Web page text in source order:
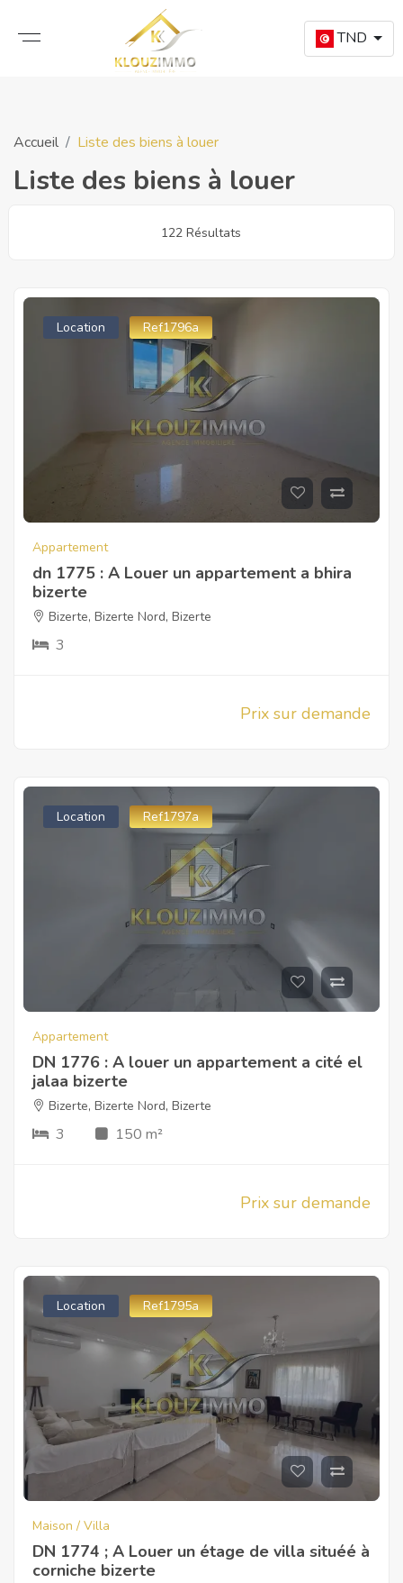
TND
Accueil Liste des biens à louer
Liste des biens à louer
122 Résultats
Location Ref1796a
Appartement
dn 1775 : A Louer un appartement a bhira
bizerte
Bizerte, Bizerte Nord, Bizerte
3
Prix sur demande
Location Ref1797a
Appartement
DN 1776 : A louer un appartement a cité el
jalaa bizerte
Bizerte, Bizerte Nord, Bizerte
3 150 m²
Prix sur demande
Location Ref1795a
Maison / Villa
DN 1774 ; A Louer un étage de villa situéé à
corniche bizerte